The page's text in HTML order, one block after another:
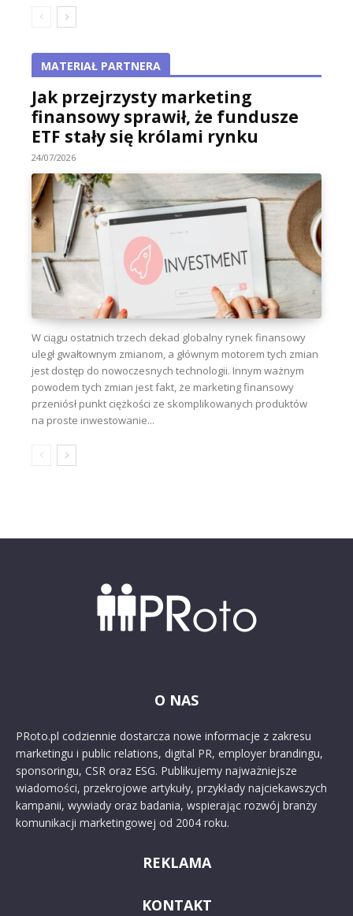
MATERIAŁ PARTNERA
Jak przejrzysty marketing
finansowy sprawił, że fundusze
ETF stały się królami rynku
24/07/2026
W ciągu ostatnich trzech dekad globalny rynek finansowy
uległ gwałtownym zmianom, a głównym motorem tych zmian
jest dostęp do nowoczesnych technologii. Innym ważnym
powodem tych zmian jest fakt, że marketing finansowy
przeniósł punkt ciężkości ze skomplikowanych produktów
na proste inwestowanie...
O NAS
PRoto.pl codziennie dostarcza nowe informacje z zakresu
marketingu i public relations, digital PR, employer brandingu,
sponsoringu, CSR oraz ESG. Publikujemy najważniejsze
wiadomości, przekrojowe artykuły, przykłady najciekawszych
kampanii, wywiady oraz badania, wspierając rozwój branży
komunikacji marketingowej od 2004 roku.
REKLAMA
KONTAKT